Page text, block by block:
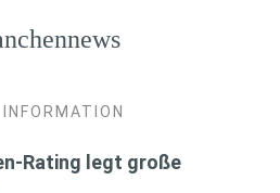
INFORMATION
Rating legt große